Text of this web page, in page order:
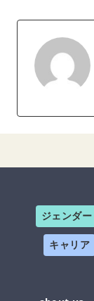
ジェンダー
キャリア